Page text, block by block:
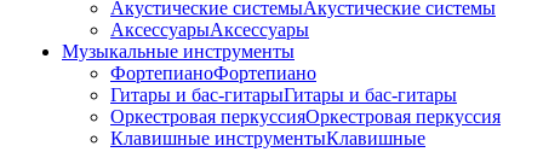
Акустические системыАкустические системы
АксессуарыАксессуары
Музыкальные инструменты
ФортепианоФортепиано
Гитары и бас-гитарыГитары и бас-гитары
Оркестровая перкуссияОркестровая перкуссия
Клавишные инструментыКлавишные